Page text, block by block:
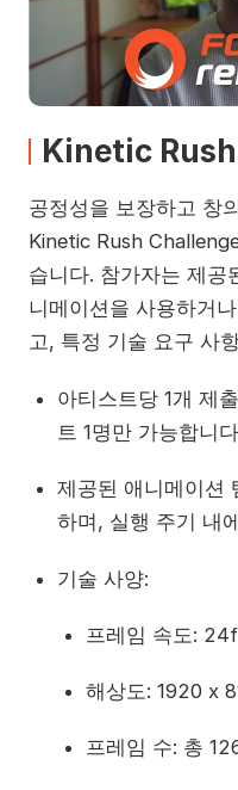
Kinetic
공정성을 보장하고 창
Kinetic Rush
습니다. 참가자는 제공
니메이션을 사용하거
고, 특정 기술 요구 사
아티스트당 1개 제
트 1명만 가능합니
제공된 애니메이션
하며, 실행 주기 내
기술 사양:
프레임 속도:
해상도: 1920 x
프레임 수: 총